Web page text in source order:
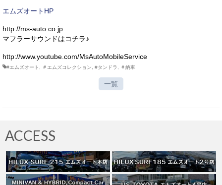
エムズオートHP
http://ms-auto.co.jp
マフラーサウンドはコチラ♪
http://www.youtube.com/MsAutoMobileService
#エムズオート ＃エムズコレクション #タンドラ ＃納車
一覧
ACCESS